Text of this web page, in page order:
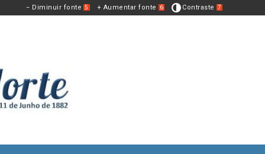
− Diminuir fonte 5 + Aumentar fonte 6 Contraste 7